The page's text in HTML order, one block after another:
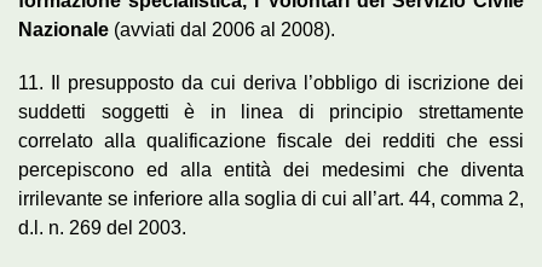
Nazionale (avviati dal 2006 al 2008).
11. Il presupposto da cui deriva l’obbligo di iscrizione dei
suddetti soggetti è in linea di principio strettamente
correlato alla qualificazione fiscale dei redditi che essi
percepiscono ed alla entità dei medesimi che diventa
irrilevante se inferiore alla soglia di cui all’art. 44, comma 2,
d.l. n. 269 del 2003.